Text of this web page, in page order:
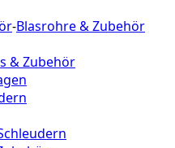
-Blasrohre & Zubehör
& Zubehör